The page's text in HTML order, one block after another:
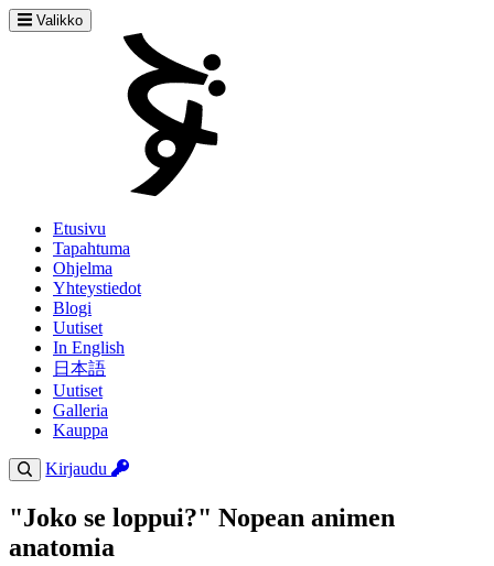
Valikko
Etusivu
Tapahtuma
Ohjelma
Yhteystiedot
Blogi
Uutiset
In English
日本語
Uutiset
Galleria
Kauppa
Kirjaudu
"Joko se loppui?" Nopean animen
anatomia